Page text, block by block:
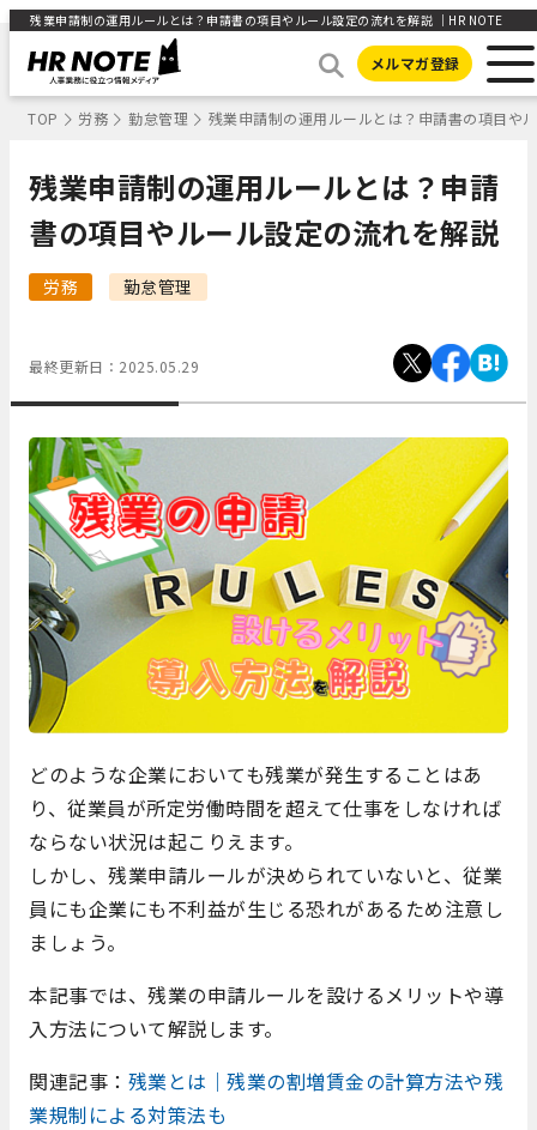
残業申請制の運用ルールとは？申請書の項目やルール設定の流れを解説 ｜HR NOTE
メルマガ登録
TOP 労務 勤怠管理 残業申請制の運用ルールとは？申請書の項目や
残業申請制の運用ルールとは？申請
書の項目やルール設定の流れを解説
労務 勤怠管理
最終更新日： 2025.05.29
どのような企業においても残業が発生することはあ
り、従業員が所定労働時間を超えて仕事をしなければ
ならない状況は起こりえます。
しかし、残業申請ルールが決められていないと、従業
員にも企業にも不利益が生じる恐れがあるため注意し
ましょう。
本記事では、残業の申請ルールを設けるメリットや導
入方法について解説します。
関連記事： 残業とは｜残業の割増賃金の計算方法や残
業規制による対策法も